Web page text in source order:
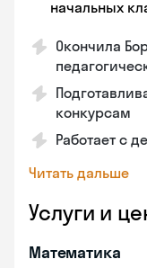
начальных
Окончила
конкурсам
Работает с
Читать дальше
Услуги и
Математика